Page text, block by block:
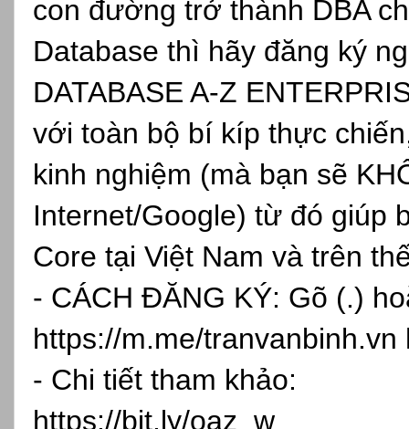
con đường trở thành DBA
Database thì hãy đăng ký
DATABASE A-Z
với toàn bộ bí kíp thực
kinh nghiệm (mà bạn sẽ
Internet/Google) từ đó giúp
Core tại Việt Nam và trên
- CÁCH ĐĂNG KÝ: Gõ (.)
https://m.me/tranvanbinh.vn
- Chi tiết tham khảo:
https://bit.ly/oaz_w